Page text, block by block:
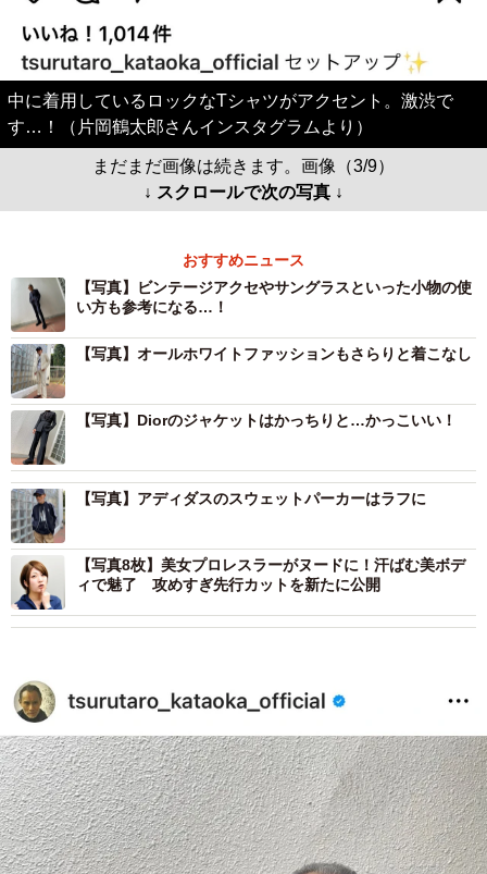
中に着用しているロックなTシャツがアクセント。激渋で
す…！（片岡鶴太郎さんインスタグラムより）
まだまだ画像は続きます。画像（3/9）
↓ スクロールで次の写真 ↓
おすすめニュース
【写真】ビンテージアクセやサングラスといった小物の使
い方も参考になる…！
【写真】オールホワイトファッションもさらりと着こなし
【写真】Diorのジャケットはかっちりと…かっこいい！
【写真】アディダスのスウェットパーカーはラフに
【写真8枚】美女プロレスラーがヌードに！汗ばむ美ボデ
ィで魅了 攻めすぎ先行カットを新たに公開